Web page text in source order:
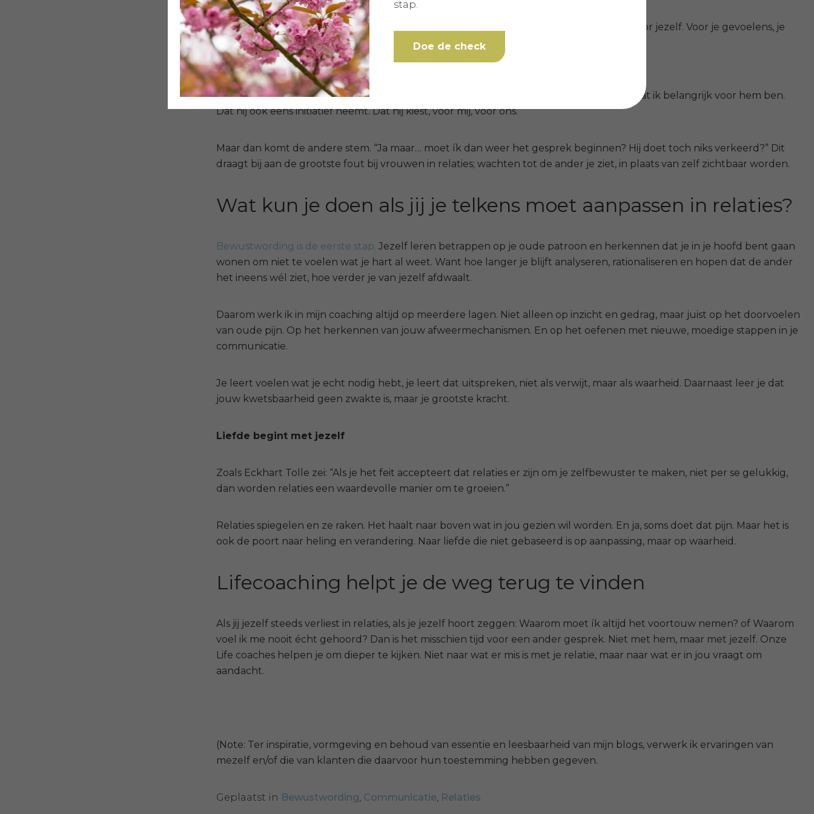
Dezelfde als die van een man.Verantwoordelijkheid nemen. Niet voor de ander, maar voor jezelf. Voor je gevoelens, je
behoeften en je keuzes.
Voor je woorden en de moed om die uit te spreken, ook als je stem trilt.
Toen ik haar vroeg: Wat wil jij nou echt?, kwam het eruit:
“Ik wil dat hij me laat merken dat ik belangrijk voor hem ben.
Dat hij ook eens initiatief neemt. Dat hij kiest, voor mij, voor ons.”
Maar dan komt de andere stem. “Ja maar… moet ík dan weer het gesprek beginnen? Hij doet toch niks verkeerd?” Dit
draagt bij aan d e grootste fout bij vrouwen in relaties; wachten tot de ander je ziet, in plaats van zelf zichtbaar worden.
Wat kun je doen als jij je telkens moet aanpassen in relaties?
Bewustwording is de eerste stap. Jezelf leren betrappen op je oude patroon en herkennen dat je in je hoofd bent gaan
wonen om niet te voelen wat je hart al weet. Want hoe langer je blijft analyseren, rationaliseren en hopen dat de ander
het ineens wél ziet, hoe verder je van jezelf afdwaalt.
Daarom werk ik in mijn coaching altijd op meerdere lagen. Niet alleen op inzicht en gedrag, maar juist op het doorvoelen
van oude pijn. Op het herkennen van jouw afweermechanismen. En op het oefenen met nieuwe, moedige stappen in je
communicatie.
Je leert voelen wat je echt nodig hebt, je leert dat uitspreken, niet als verwijt, maar als waarheid. Daarnaast leer je dat
jouw kwetsbaarheid geen zwakte is, maar je grootste kracht.
Liefde begint met jezelf
Zoals Eckhart Tolle zei: “Als je het feit accepteert dat relaties er zijn om je zelfbewuster te maken, niet per se gelukkig,
dan worden relaties een waardevolle manier om te groeien.”
Relaties spiegelen en ze raken. Het haalt naar boven wat in jou gezien wil worden. En ja, soms doet dat pijn. Maar het is
ook de poort naar heling en verandering. Naar liefde die niet gebaseerd is op aanpassing, maar op waarheid.
Lifecoaching helpt je de weg terug te vinden
Als jij jezelf steeds verliest in relaties, als je jezelf hoort zeggen: Waarom moet ík altijd het voortouw nemen? of Waarom
voel ik me nooit écht gehoord? Dan is het misschien tijd voor een ander gesprek. Niet met hem, maar met jezelf. Onze
Life coaches helpen je om dieper te kijken. Niet naar wat er mis is met je relatie, maar naar wat er in jou vraagt om
aandacht.
(Note: Ter inspiratie, vormgeving en behoud van essentie en leesbaarheid van mijn blogs, verwerk ik ervaringen van
mezelf en/of die van klanten die daarvoor hun toestemming hebben gegeven.
Geplaatst in Bewustwording, Communicatie, Relaties
stap.
Doe de check